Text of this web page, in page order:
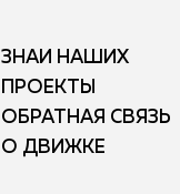
ЗНАЙ НАШИХ
ПРОЕКТЫ
ОБРАТНАЯ СВЯЗЬ
О ДВИЖКЕ